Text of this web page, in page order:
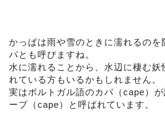
かっぱは雨や雪のときに濡れるのを
パとも呼びますね。
水に濡れることから、水辺に棲む妖
れている方もいるかもしれません。
実はポルトガル語のカパ（cape）
ープ（cape）と呼ばれています。